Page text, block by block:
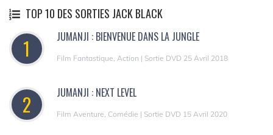
TOP 10 DES SORTIES JACK BLACK
1 JUMANJI : BIENVENUE DANS LA JUNGLE
Film Fantastique, Action | Sortie DVD 25 Avril 2018
2 JUMANJI : NEXT LEVEL
Film Aventure, Comédie | Sortie DVD 15 Avril 2020